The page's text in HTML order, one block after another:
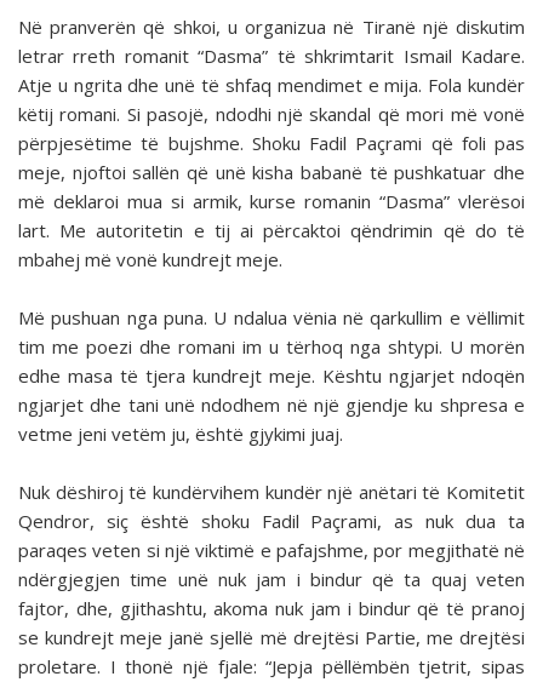
Në pranverën që shkoi, u organizua në Tiranë një diskutim
letrar rreth romanit “Dasma” të shkrimtarit Ismail Kadare.
Atje u ngrita dhe unë të shfaq mendimet e mija. Fola kundër
këtij romani. Si pasojë, ndodhi një skandal që mori më vonë
përpjesëtime të bujshme. Shoku Fadil Paçrami që foli pas
meje, njoftoi sallën që unë kisha babanë të pushkatuar dhe
më deklaroi mua si armik, kurse romanin “Dasma” vlerësoi
lart. Me autoritetin e tij ai përcaktoi qëndrimin që do të
mbahej më vonë kundrejt meje.
Më pushuan nga puna. U ndalua vënia në qarkullim e vëllimit
tim me poezi dhe romani im u tërhoq nga shtypi. U morën
edhe masa të tjera kundrejt meje. Kështu ngjarjet ndoqën
ngjarjet dhe tani unë ndodhem në një gjendje ku shpresa e
vetme jeni vetëm ju, është gjykimi juaj.
Nuk dëshiroj të kundërvihem kundër një anëtari të Komitetit
Qendror, siç është shoku Fadil Paçrami, as nuk dua ta
paraqes veten si një viktimë e pafajshme, por megjithatë në
ndërgjegjen time unë nuk jam i bindur që ta quaj veten
fajtor, dhe, gjithashtu, akoma nuk jam i bindur që të pranoj
se kundrejt meje janë sjellë më drejtësi Partie, me drejtësi
proletare. I thonë një fjale: “Jepja pëllëmbën tjetrit, sipas